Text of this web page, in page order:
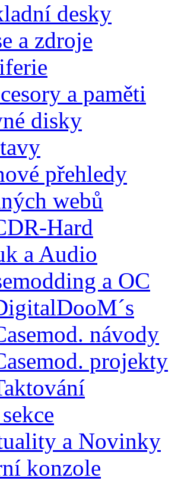
desky
a zdroje
a paměti
disky
přehledy
webů
Hard
a Audio
a OC
návody
projekty
a Novinky
konzole